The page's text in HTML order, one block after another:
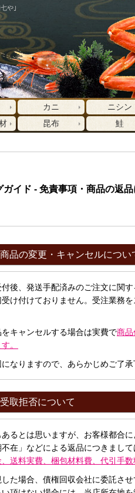
や｣
カニ ニシン
昆布 鮭
ガイド - 免責事項・商品の返
品の変更・キャンセルについ
後、発送手配済みのご注文に関
け付けておりません。受注業務
キャンセルする場合は実費で商品
。
になりますので、あらかじめご了承
取拒否について
るとは思いますが、お客様都合
在」などによる返品につきまし
送料実費、梱包材料費、代引手
た場合、債権回収会社に委託させ